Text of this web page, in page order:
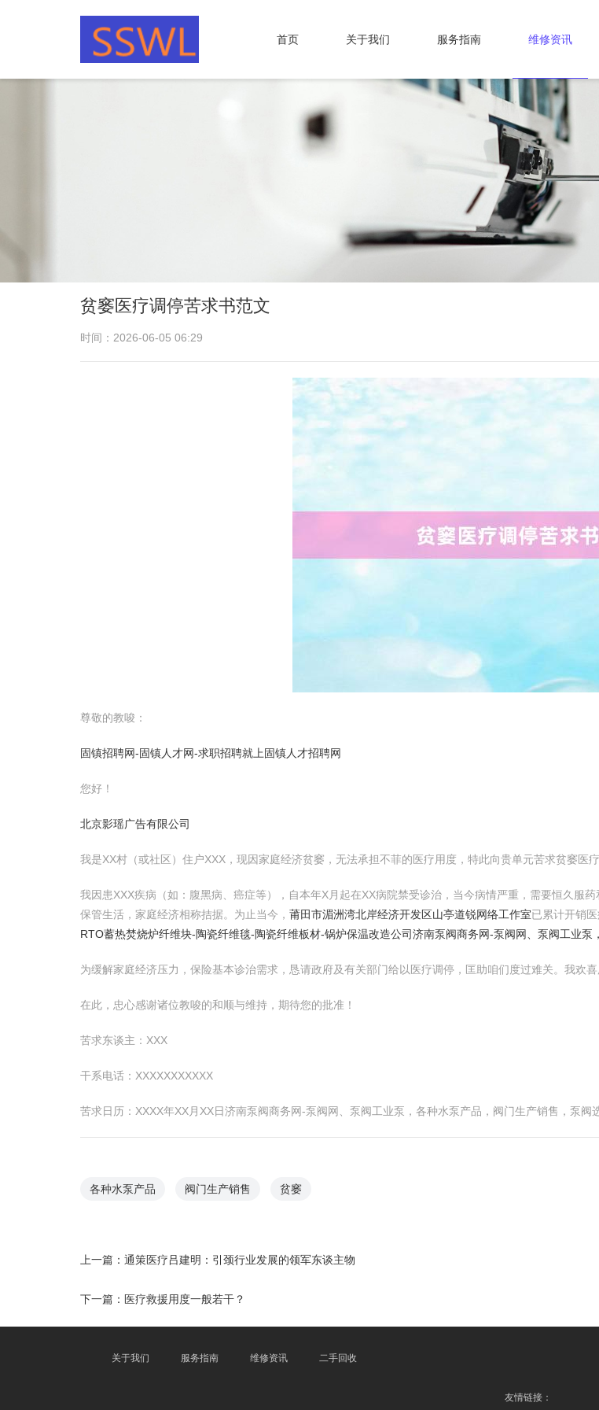
首页 关于我们 服务指南 维修资讯
贫窭医疗调停苦求书范文
时间：2026-06-05 06:29
尊敬的教唆：
固镇招聘网-固镇人才网-求职招聘就上固镇人才招聘网
您好！
北京影瑶广告有限公司
我是XX村（或社区）住户XXX，现因家庭经济贫窭，无法承担不菲的医疗用度，特此向贵单元苦求贫窭医疗
我因患XXX疾病（如：腹黑病、癌症等），自本年X月起在XX病院禁受诊治，当今病情严重，需要恒久服
保管生活，家庭经济相称拮据。为止当今， 莆田市湄洲湾北岸经济开发区山亭道锐网络工作室已累计开销
RTO蓄热焚烧炉纤维块-陶瓷纤维毯-陶瓷纤维板材-锅炉保温改造公司济南泵阀商务网-泵阀网、泵阀工业泵
为缓解家庭经济压力，保险基本诊治需求，恳请政府及有关部门给以医疗调停，匡助咱们度过难关。我欢
在此，忠心感谢诸位教唆的和顺与维持，期待您的批准！
苦求东谈主：XXX
干系电话：XXXXXXXXXXX
苦求日历：XXXX年XX月XX日济南泵阀商务网-泵阀网、泵阀工业泵，各种水泵产品，阀门生产销售，泵阀
各种水泵产品 阀门生产销售 贫窭
上一篇： 通策医疗吕建明：引颈行业发展的领军东谈主物
下一篇： 医疗救援用度一般若干？
关于我们 服务指南 维修资讯 二手回收
友情链接：